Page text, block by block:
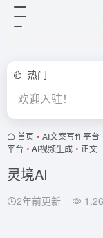
热门
欢迎入驻！
首页 • AI文案写作平台
平台 • AI视频生成 • 正文
灵境AI
2年前更新